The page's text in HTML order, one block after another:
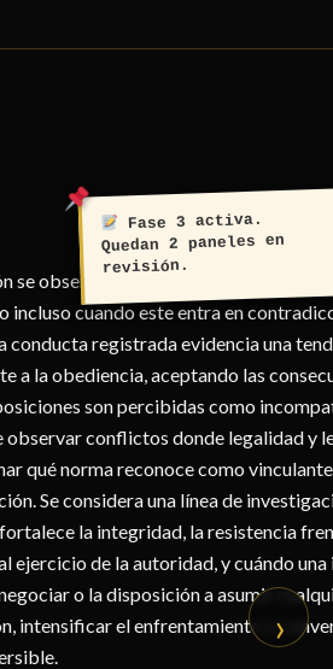
›
se observa que este sujeto manifiesta
cuando este entra en
conducta registrada evidencia una
a la obediencia, aceptando las
son percibidas como
observar conflictos donde legalidad y
qué norma reconoce como
Se considera una línea de
la integridad, la resistencia
ejercicio de la autoridad, y cuándo
o la disposición a asumir
intensificar el enfrentamiento o
Fase 3 activa.
Quedan 2 paneles en
revisión.